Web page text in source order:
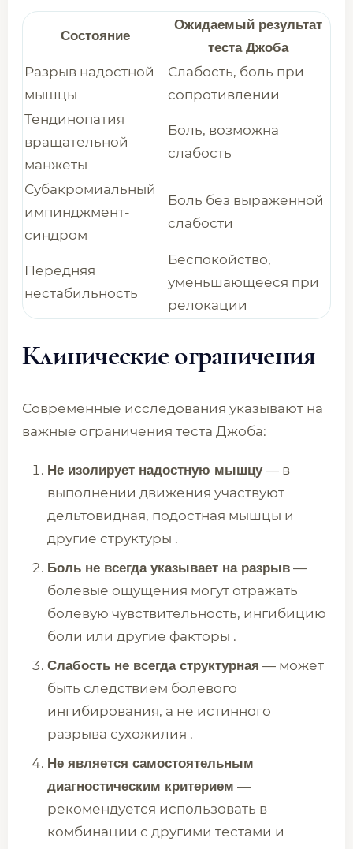
Состояние
Ожидаемый результат
теста Джоба
Разрыв надостной
мышцы
Слабость, боль при
сопротивлении
Тендинопатия
вращательной
манжеты
Боль, возможна
слабость
Субакромиальный
импинджмент-
синдром
Боль без выраженной
слабости
Передняя
нестабильность
Беспокойство,
уменьшающееся при
релокации
Клинические ограничения
Современные исследования указывают на
важные ограничения теста Джоба:
Не изолирует надостную мышцу— в
выполнении движения участвуют
дельтовидная, подостная мышцы и
другие структуры .
Боль не всегда указывает на разрыв —
болевые ощущения могут отражать
болевую чувствительность, ингибицию
боли или другие факторы .
Слабость не всегда структурная — может
быть следствием болевого
ингибирования, а не истинного
разрыва сухожилия .
Не является самостоятельным
диагностическим критерием —
рекомендуется использовать в
комбинации с другими тестами и